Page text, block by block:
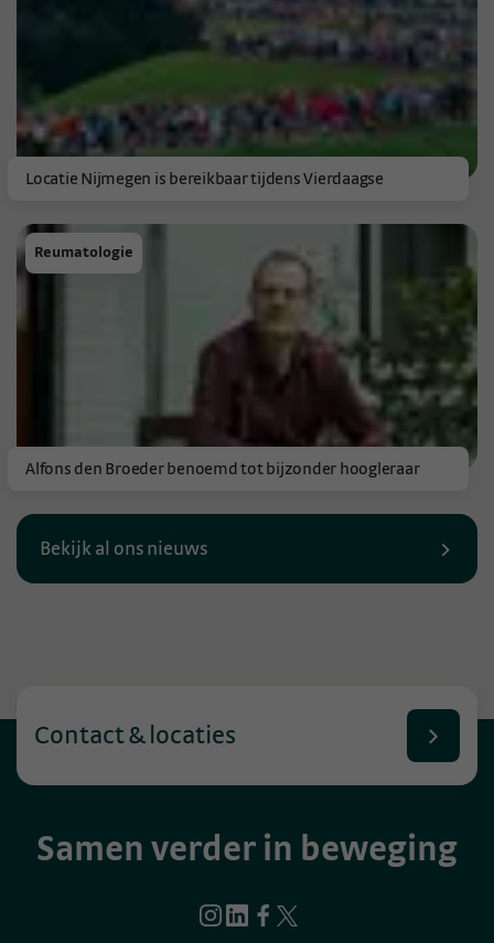
Locatie Nijmegen is bereikbaar tijdens Vierdaagse
Alfons den Broeder benoemd tot bijzonder hoogleraar
Reumatologie
Bekijk al ons nieuws
Samen verder in beweging
Contact & locaties